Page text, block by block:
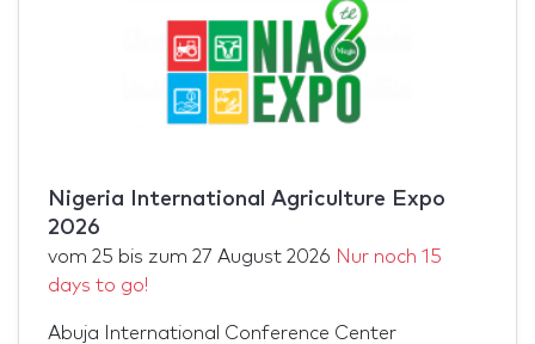
Nigeria International Agriculture Expo
2026
vom 25 bis zum 27 August 2026 Nur noch 15
days to go!
Abuja International Conference Center